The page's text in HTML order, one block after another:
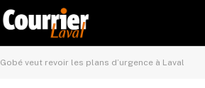
Gobé veut revoir les plans d’urgence à Laval